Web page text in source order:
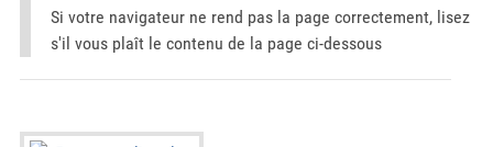
Si votre navigateur ne rend pas la page correctement, lisez
s'il vous plaît le contenu de la page ci-dessous